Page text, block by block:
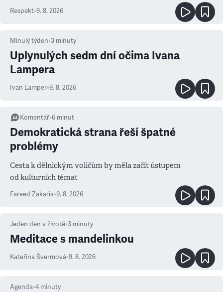
Respekt•9. 8. 2026
Minulý týden•3 minuty
Uplynulých sedm dní očima Ivana
Lampera
Ivan Lamper•9. 8. 2026
Komentář•6 minut
Demokratická strana řeší špatné
problémy
Cesta k dělnickým voličům by měla začít ústupem
od kulturních témat
Fareed Zakaria•9. 8. 2026
Jeden den v životě•3 minuty
Meditace s mandelinkou
Kateřina Švermová•9. 8. 2026
Agenda•4 minuty